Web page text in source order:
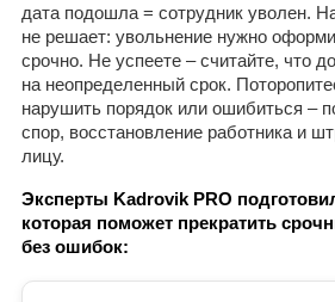
дата подошла = сотрудник уволен.
не решает: увольнение нужно
срочно. Не успеете – считайте, что
на неопределенный срок.
нарушить порядок или ошибиться –
спор, восстановление работника и
лицу.
Эксперты Kadrovik PRO
которая поможет прекратить
без ошибок: